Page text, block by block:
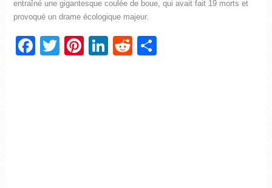
entraîné une gigantesque coulée de boue, qui avait fait 19 morts et
provoqué un drame écologique majeur.
Facebook
TwitterPinterest
LinkedIn
Reddit